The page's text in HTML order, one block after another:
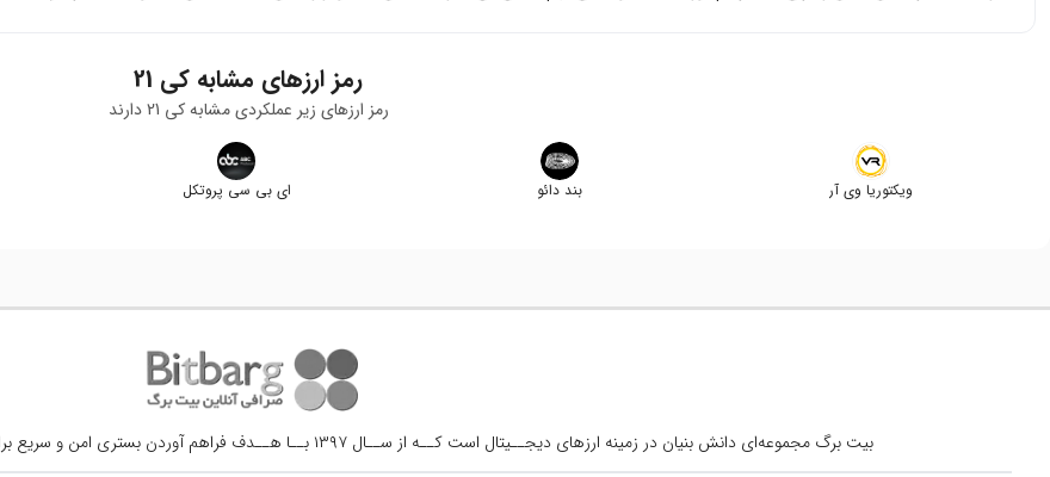
رمز ارزهای مشابه کی 21
رمز ارزهای زیر عملکردی مشابهکی 21 دارند
ویکتوریا وی آر بند دائو ای بی سی پروتکل
بیت برگ مجموعه‌ای دانش بنیان در زمینه ارزهای دیجــیتال است کــه از ســال ۱۳۹۷ بــا هــدف فراهم آوردن بستری امن و سریع